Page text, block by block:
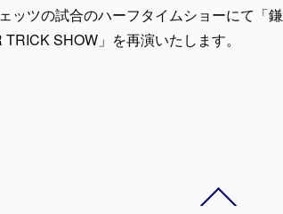
ッツの試合のハーフタイムショーにて「鎌
SHOW」を再演いたします。